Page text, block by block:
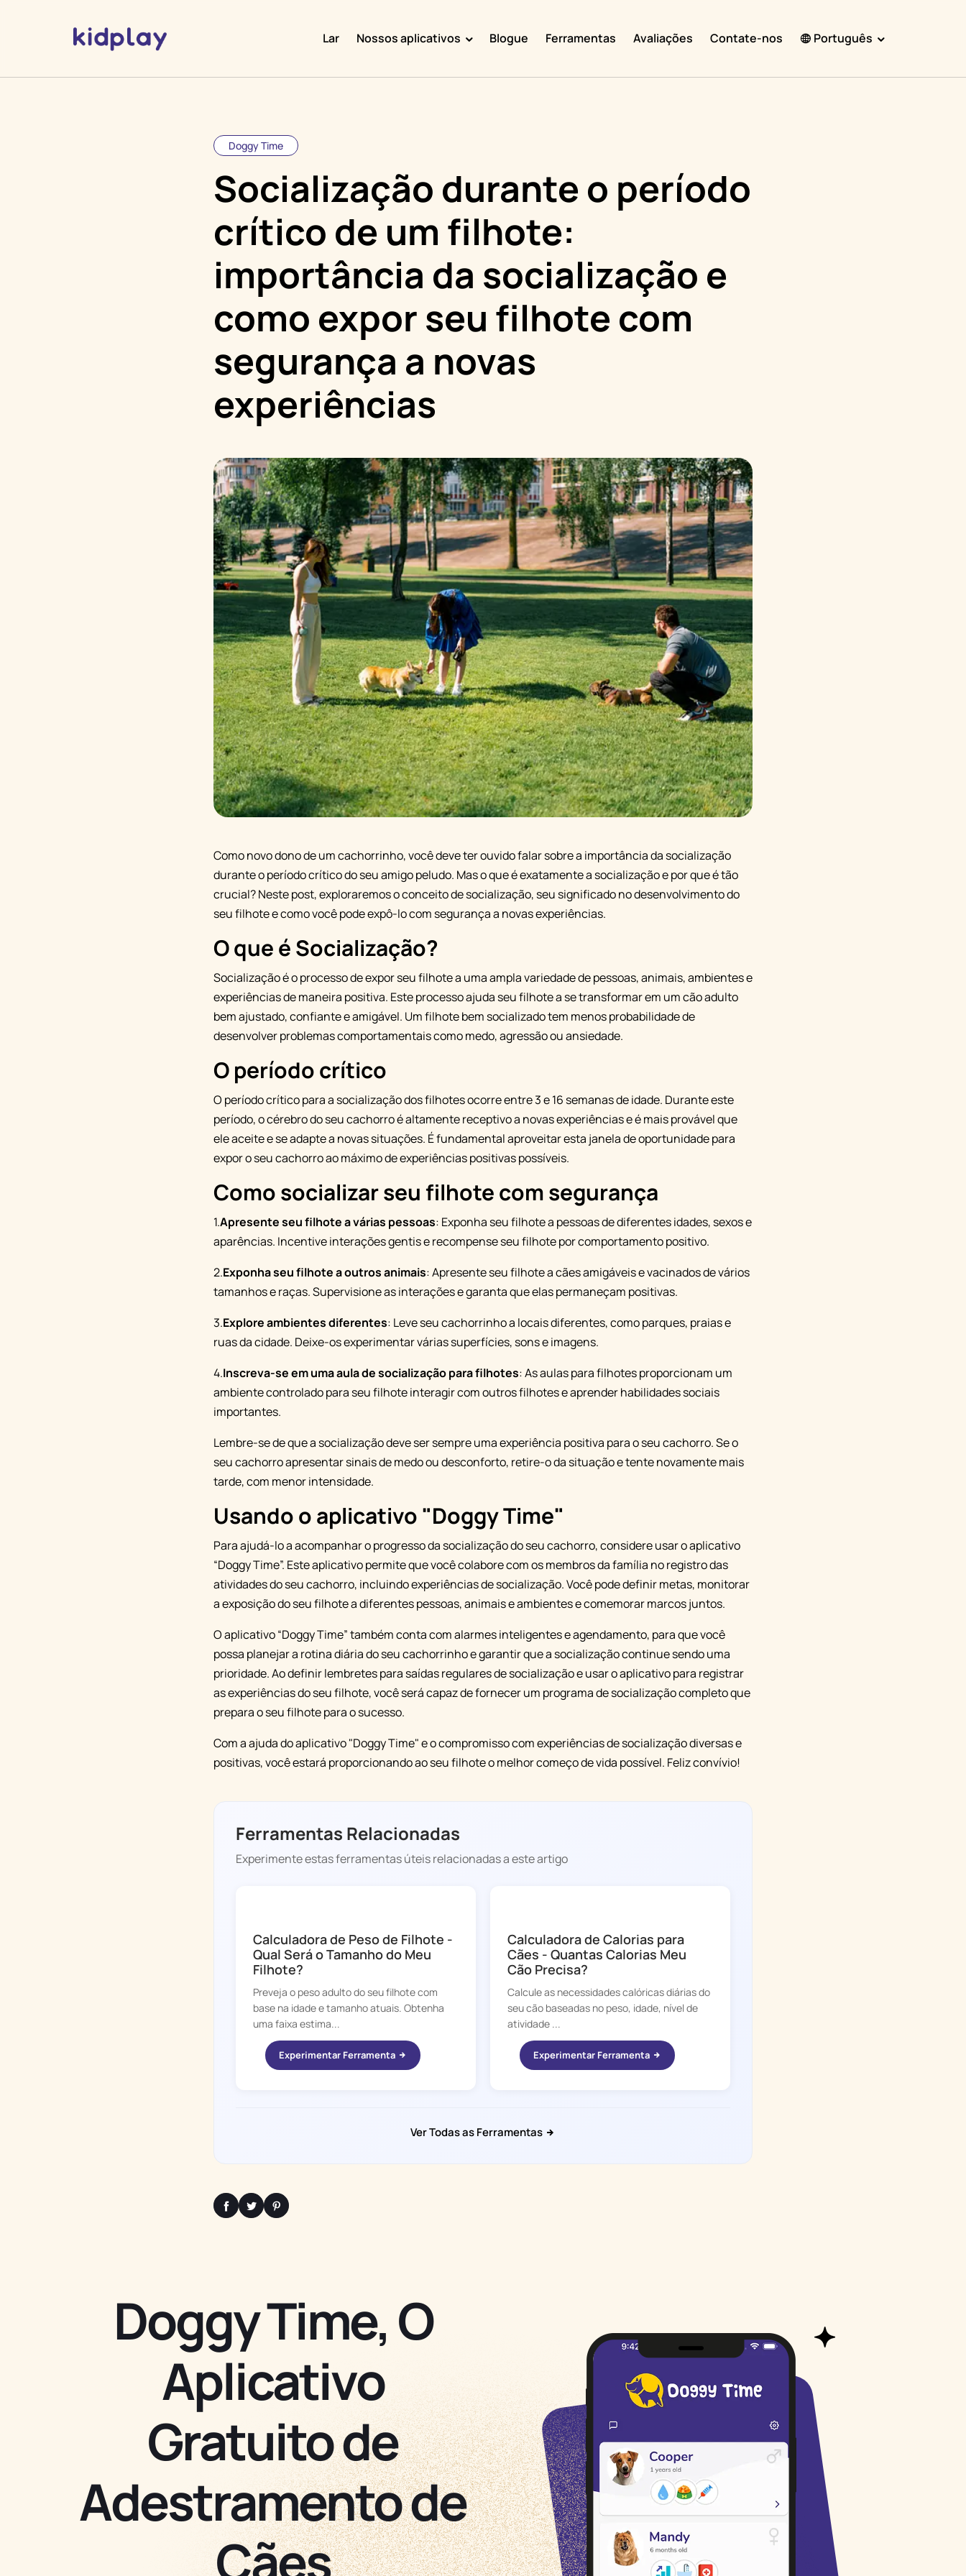
Lar Nossos aplicativos
Fever Whiz
Blogue Ferramentas Avaliações Contate-nos Português
Doggy Time
Socialização durante o período
crítico de um filhote:
importância da socialização e
como expor seu filhote com
segurança a novas
experiências
Como novo dono de um cachorrinho, você deve ter ouvido falar sobre a importância da socialização
durante o período crítico do seu amigo peludo. Mas o que é exatamente a socialização e por que é tão
crucial? Neste post, exploraremos o conceito de socialização, seu significado no desenvolvimento do
seu filhote e como você pode expô-lo com segurança a novas experiências.
O que é Socialização?
Socialização é o processo de expor seu filhote a uma ampla variedade de pessoas, animais, ambientes e
experiências de maneira positiva. Este processo ajuda seu filhote a se transformar em um cão adulto
bem ajustado, confiante e amigável. Um filhote bem socializado tem menos probabilidade de
desenvolver problemas comportamentais como medo, agressão ou ansiedade.
O período crítico
O período crítico para a socialização dos filhotes ocorre entre 3 e 16 semanas de idade. Durante este
período, o cérebro do seu cachorro é altamente receptivo a novas experiências e é mais provável que
ele aceite e se adapte a novas situações. É fundamental aproveitar esta janela de oportunidade para
expor o seu cachorro ao máximo de experiências positivas possíveis.
Como socializar seu filhote com segurança
1.Apresente seu filhote a várias pessoas: Exponha seu filhote a pessoas de diferentes idades, sexos e
aparências. Incentive interações gentis e recompense seu filhote por comportamento positivo.
2.Exponha seu filhote a outros animais: Apresente seu filhote a cães amigáveis e vacinados de vários
tamanhos e raças. Supervisione as interações e garanta que elas permaneçam positivas.
3.Explore ambientes diferentes: Leve seu cachorrinho a locais diferentes, como parques, praias e
ruas da cidade. Deixe-os experimentar várias superfícies, sons e imagens.
4.Inscreva-se em uma aula de socialização para filhotes: As aulas para filhotes proporcionam um
ambiente controlado para seu filhote interagir com outros filhotes e aprender habilidades sociais
importantes.
Lembre-se de que a socialização deve ser sempre uma experiência positiva para o seu cachorro. Se o
seu cachorro apresentar sinais de medo ou desconforto, retire-o da situação e tente novamente mais
tarde, com menor intensidade.
Usando o aplicativo "Doggy Time"
Para ajudá-lo a acompanhar o progresso da socialização do seu cachorro, considere usar o aplicativo
“Doggy Time”. Este aplicativo permite que você colabore com os membros da família no registro das
atividades do seu cachorro, incluindo experiências de socialização. Você pode definir metas, monitorar
a exposição do seu filhote a diferentes pessoas, animais e ambientes e comemorar marcos juntos.
O aplicativo “Doggy Time” também conta com alarmes inteligentes e agendamento, para que você
possa planejar a rotina diária do seu cachorrinho e garantir que a socialização continue sendo uma
prioridade. Ao definir lembretes para saídas regulares de socialização e usar o aplicativo para registrar
as experiências do seu filhote, você será capaz de fornecer um programa de socialização completo que
prepara o seu filhote para o sucesso.
Com a ajuda do aplicativo "Doggy Time" e o compromisso com experiências de socialização diversas e
positivas, você estará proporcionando ao seu filhote o melhor começo de vida possível. Feliz convívio!
Ferramentas Relacionadas
Experimente estas ferramentas úteis relacionadas a este artigo
Calculadora de Peso de Filhote -
Qual Será o Tamanho do Meu
Filhote?
Preveja o peso adulto do seu filhote com
base na idade e tamanho atuais. Obtenha
uma faixa estima...
Experimentar Ferramenta
Calculadora de Calorias para
Cães - Quantas Calorias Meu
Cão Precisa?
Calcule as necessidades calóricas diárias do
seu cão baseadas no peso, idade, nível de
atividade ...
Experimentar Ferramenta
Ver Todas as Ferramentas
Doggy Time, O
Aplicativo
Gratuito de
Adestramento de
Cães